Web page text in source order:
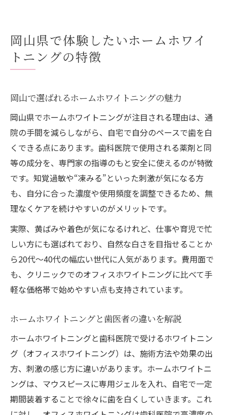
岡山県で体験したいホームホワイ
トニングの特徴
岡山で選ばれるホームホワイトニングの魅力
岡山県でホームホワイトニングが注目される理由は、通
院の手間を減らしながら、自宅で自分のペースで歯を白
くできる点にあります。歯科医院で使用される薬剤と同
等の成分を、専門家の指導のもと安全に使えるのが特徴
です。知覚過敏や“凍みる”といった刺激が気になる方
も、自分に合った濃度や使用頻度を調整できるため、無
理なくケアを続けやすいのがメリットです。
実際、黄ばみや着色が気になるけれど、仕事や育児で忙
しい方にも選ばれており、自然な白さを目指せることか
ら20代～40代の幅広い世代に人気があります。費用面で
も、クリニックでのオフィスホワイトニングに比べて手
軽な価格帯で始めやすい点も支持されています。
ホームホワイトニングと歯医者の違いを解説
ホームホワイトニングと歯科医院で受けるホワイトニン
グ（オフィスホワイトニング）は、施術方法や効果の出
方、刺激の感じ方に違いがあります。ホームホワイトニ
ングは、マウスピースに専用ジェルを入れ、自宅で一定
期間装着することで徐々に歯を白くしていきます。これ